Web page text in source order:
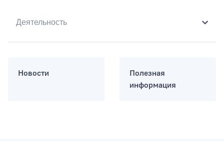
Новости
Полезная
информация